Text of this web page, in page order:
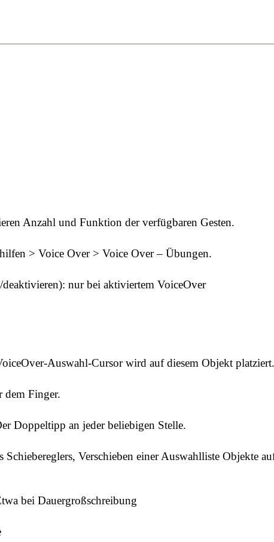
Anzahl und Funktion der verfügbaren Gesten.
> Voice Over > Voice Over – Übungen.
nur bei aktiviertem VoiceOver
Auswahl-Cursor wird auf diesem Objekt platziert.
dem Finger.
Doppeltipp an jeder beliebigen Stelle.
Schiebereglers, Verschieben einer Auswahlliste
bei Dauergroßschreibung